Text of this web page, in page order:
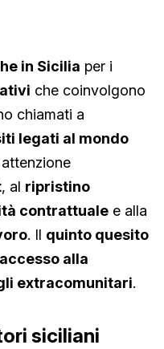
in Sicilia per i
che coinvolgono
chiamati a
legati al mondo
, al ripristino
contrattuale e alla
. Il quinto quesito
accesso alla
extracomunitari.
siciliani